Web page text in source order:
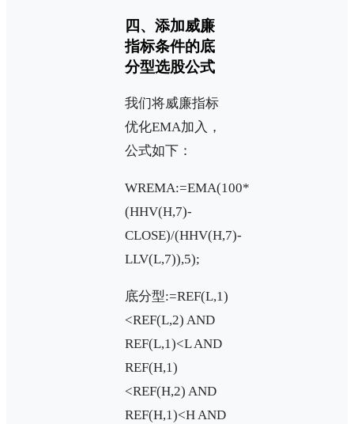
四、添加威廉
指标条件的底
分型选股公式
我们将威廉指标
优化EMA加入，
公式如下：
WREMA:=EMA(100*
(HHV(H,7)-
CLOSE)/(HHV(H,7)-
LLV(L,7)),5);
底分型:=REF(L,1)
<REF(L,2) AND
REF(L,1)<L AND
REF(H,1)
<REF(H,2) AND
REF(H,1)<H AND